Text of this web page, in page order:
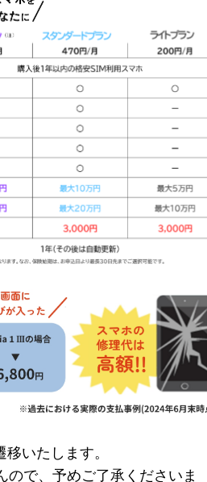
いたします。
で、予めご了承くださいま